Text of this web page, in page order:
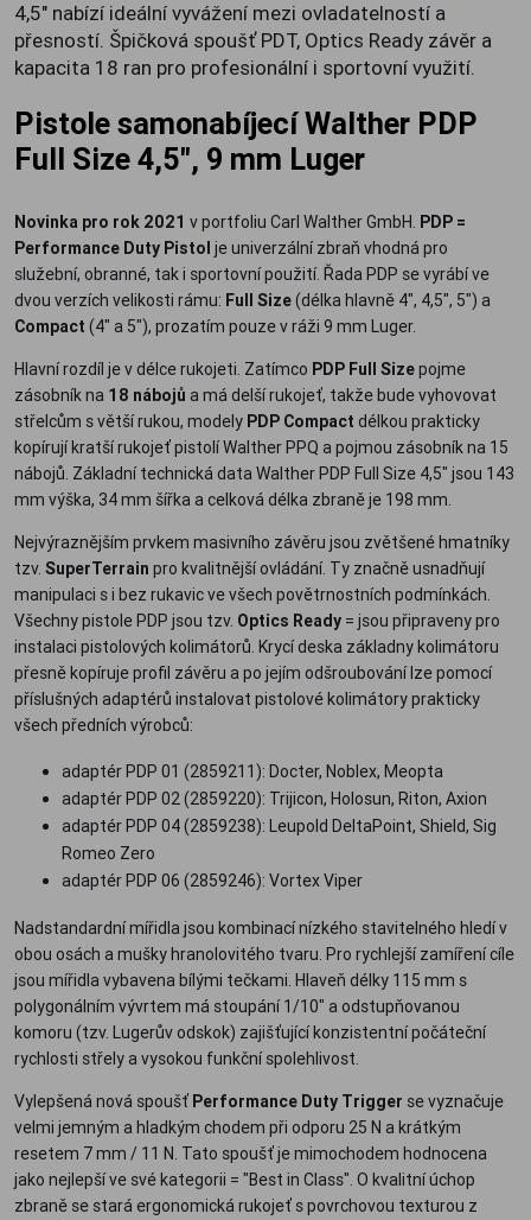
4,5" nabízí ideální vyvážení mezi ovladatelností a
přesností. Špičková spoušť PDT, Optics Ready závěr a
kapacita 18 ran pro profesionální i sportovní využití.
Pistole samonabíjecí Walther PDP
Full Size 4,5", 9 mm Luger
Novinka pro rok 2021 v portfoliu Carl Walther GmbH. PDP =
Performance Duty Pistol je univerzální zbraň vhodná pro
služební, obranné, tak i sportovní použití. Řada PDP se vyrábí ve
dvou verzích velikosti rámu: Full Size(délka hlavně 4", 4,5", 5") a
Compact (4" a 5"), prozatím pouze v ráži 9 mm Luger.
Hlavní rozdíl je v délce rukojeti. Zatímco PDP Full Sizepojme
zásobník na 18 nábojů a má delší rukojeť, takže bude vyhovovat
střelcům s větší rukou, modely PDP Compact délkou prakticky
kopírují kratší rukojeť pistolí Walther PPQ a pojmou zásobník na 15
nábojů. Základní technická data Walther PDP Full Size 4,5" jsou 143
mm výška, 34 mm šířka a celková délka zbraně je 198 mm.
Nejvýraznějším prvkem masivního závěru jsou zvětšené hmatníky
tzv. SuperTerrain pro kvalitnější ovládání. Ty značně usnadňují
manipulaci s i bez rukavic ve všech povětrnostních podmínkách.
Všechny pistole PDP jsou tzv. Optics Ready = jsou připraveny pro
instalaci pistolových kolimátorů. Krycí deska základny kolimátoru
přesně kopíruje profil závěru a po jejím odšroubování lze pomocí
příslušných adaptérů instalovat pistolové kolimátory prakticky
všech předních výrobců:
adaptér PDP 01 (2859211): Docter, Noblex, Meopta
adaptér PDP 02 (2859220): Trijicon, Holosun, Riton, Axion
adaptér PDP 04 (2859238): Leupold DeltaPoint, Shield, Sig
Romeo Zero
adaptér PDP 06 (2859246): Vortex Viper
Nadstandardní mířidla jsou kombinací nízkého stavitelného hledí v
obou osách a mušky hranolovitého tvaru. Pro rychlejší zamíření cíle
jsou mířidla vybavena bílými tečkami. Hlaveň délky 115 mm s
polygonálním vývrtem má stoupání 1/10" a odstupňovanou
komoru (tzv. Lugerův odskok) zajišťující konzistentní počáteční
rychlosti střely a vysokou funkční spolehlivost.
Vylepšená nová spoušť Performance Duty Trigger se vyznačuje
velmi jemným a hladkým chodem při odporu 25 N a krátkým
resetem 7 mm / 11 N. Tato spoušť je mimochodem hodnocena
jako nejlepší ve své kategorii = "Best in Class". O kvalitní úchop
zbraně se stará ergonomická rukojeť s povrchovou texturou z